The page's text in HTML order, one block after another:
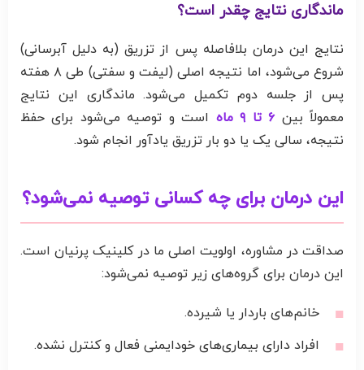
ماندگاری نتایج چقدر است؟
نتایج این درمان بلافاصله پس از تزریق (به دلیل آبرسانی)
شروع می‌شود، اما نتیجه اصلی (لیفت و سفتی) طی ۸ هفته
پس از جلسه دوم تکمیل می‌شود. ماندگاری این نتایج
معمولاً بین۶ تا ۹ ماه
است و توصیه می‌شود برای حفظ
نتیجه، سالی یک یا دو بار تزریق یادآور انجام شود.
این درمان برای چه کسانی توصیه نمی‌شود؟
صداقت در مشاوره، اولویت اصلی ما در کلینیک پرنیان است.
این درمان برای گروه‌های زیر توصیه نمی‌شود:
خانم‌های باردار یا شیرده.
افراد دارای بیماری‌های خودایمنی فعال و کنترل نشده.